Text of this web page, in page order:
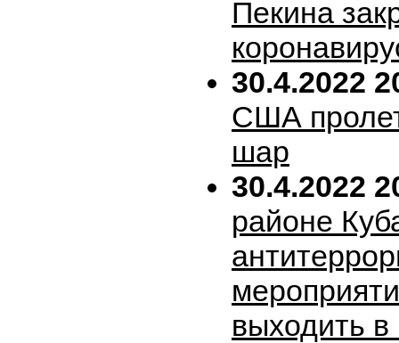
Пекина
30.4.2022
США
шар
30.4.2022
районе
выходить